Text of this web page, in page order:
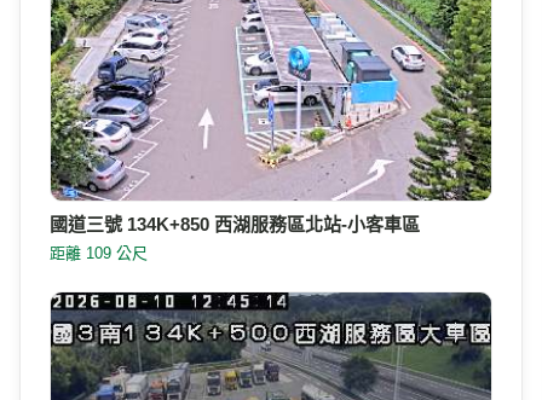
國道三號 134K+850 西湖服務區北站-小客車區
距離 109 公尺